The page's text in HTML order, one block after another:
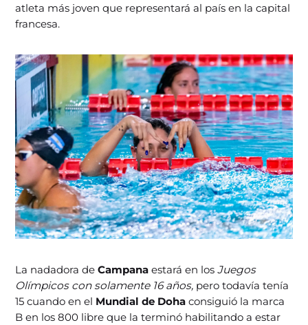
atleta más joven que representará al país en la capital
francesa.
La nadadora deCampanaestará en los Juegos
Olímpicos con solamente 16 años, pero todavía tenía
15 cuando en el Mundial de Dohaconsiguió la marca
B en los 800 libre que la terminó habilitando a estar